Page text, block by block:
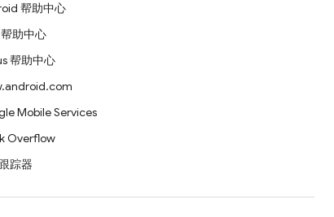
帮助中心
助中心
帮助中心
Mobile Services
Overflow
踪器